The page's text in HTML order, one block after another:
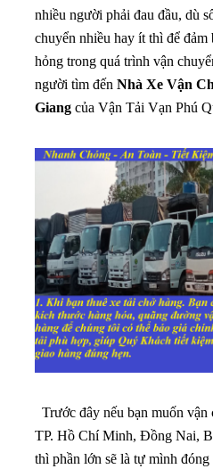
nhiều người phải đau đầu, dù
chuyển nhiều hay ít thì để
hỏng trong quá trình vận
người tìm đến Nhà Xe Vận
Giang của Vận Tải Vạn Phú
Trước đây nếu bạn muốn
TP. Hồ Chí Minh, Đồng Nai,
thì phần lớn sẽ là tự mình